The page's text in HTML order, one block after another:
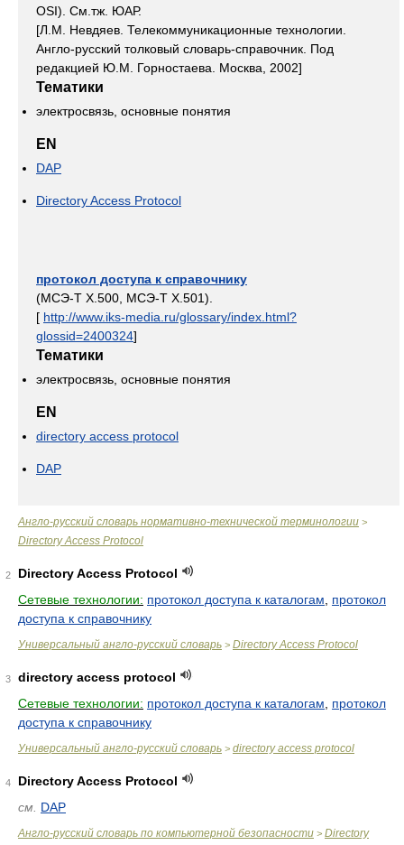
OSI). См.тж. ЮАР.
[Л.М. Невдяев. Телекоммуникационные технологии.
Англо-русский толковый словарь-справочник. Под
редакцией Ю.М. Горностаева. Москва, 2002]
Тематики
электросвязь, основные понятия
EN
DAP
Directory Access Protocol
протокол доступа к справочнику
(МСЭ-Т Х.500, МСЭ-Т Х.501).
[ http://www.iks-media.ru/glossary/index.html?
glossid=2400324]
Тематики
электросвязь, основные понятия
EN
directory access protocol
DAP
Англо-русский словарь нормативно-технической терминологии >
Directory Access Protocol
2
Directory Access Protocol
Сетевые технологии: протокол доступа к каталогам
протокол
доступа к справочнику
Универсальный англо-русский словарь > Directory Access Protocol
3
directory access protocol
Сетевые технологии: протокол доступа к каталогам
протокол
доступа к справочнику
Универсальный англо-русский словарь > directory access protocol
4
Directory Access Protocol
см. DAP
Англо-русский словарь по компьютерной безопасности > Directory